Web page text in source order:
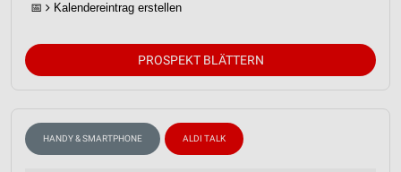
📅 Kalendereintrag erstellen
PROSPEKT BLÄTTERN
HANDY & SMARTPHONE ALDI TALK
Wir nutzen Ihre Daten für folgende Zwecke:
Speichern von oder Zugriff auf Informationen
auf einem Endgerät
Werbeanzeigen